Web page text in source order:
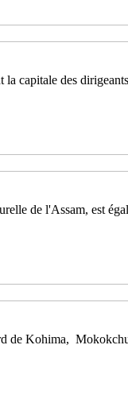
capitale des
de l'Assam, est
de Kohima,